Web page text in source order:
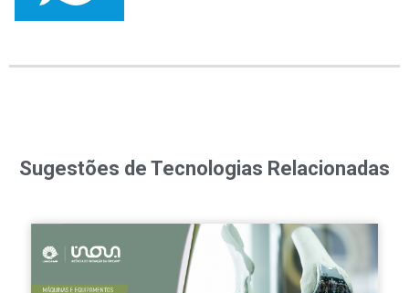
Sugestões de Tecnologias Relacionadas